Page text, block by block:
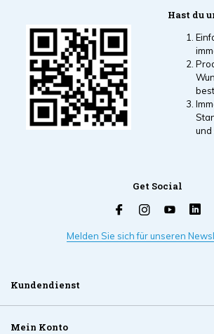
Hast du
und
Get Social
Melden Sie sich für unseren
Kundendienst
Mein Konto